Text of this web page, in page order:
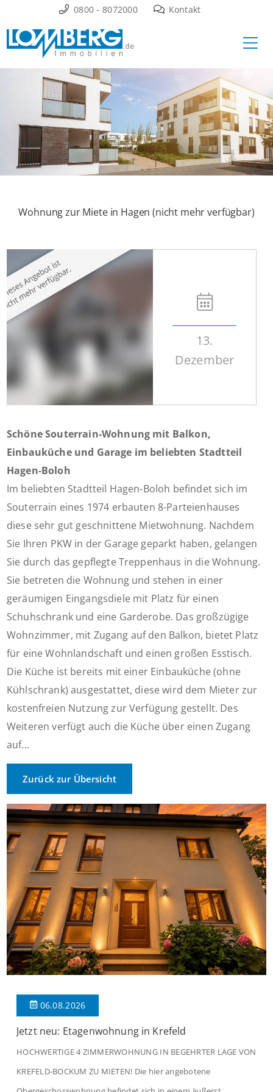
Inhalt
springen
0800 - 8072000 Kontakt
Wohnung zur Miete in Hagen (nicht mehr verfügbar)
13.
Dezember
Schöne Souterrain-Wohnung mit Balkon,
Einbauküche und Garage im beliebten Stadtteil
Hagen-Boloh
Im beliebten Stadtteil Hagen-Boloh befindet sich im
Souterrain eines 1974 erbauten 8-Parteienhauses
diese sehr gut geschnittene Mietwohnung. Nachdem
Sie Ihren PKW in der Garage geparkt haben, gelangen
Sie durch das gepflegte Treppenhaus in die Wohnung.
Sie betreten die Wohnung und stehen in einer
geräumigen Eingangsdiele mit Platz für einen
Schuhschrank und eine Garderobe. Das großzügige
Wohnzimmer, mit Zugang auf den Balkon, bietet Platz
für eine Wohnlandschaft und einen großen Esstisch.
Die Küche ist bereits mit einer Einbauküche (ohne
Kühlschrank) ausgestattet, diese wird dem Mieter zur
kostenfreien Nutzung zur Verfügung gestellt. Des
Weiteren verfügt auch die Küche über einen Zugang
auf...
Zurück zur Übersicht
06.08.2026
Jetzt neu: Etagenwohnung in Krefeld
HOCHWERTIGE 4 ZIMMERWOHNUNG IN BEGEHRTER LAGE VON
KREFELD-BOCKUM ZU MIETEN! Die hier angebotene